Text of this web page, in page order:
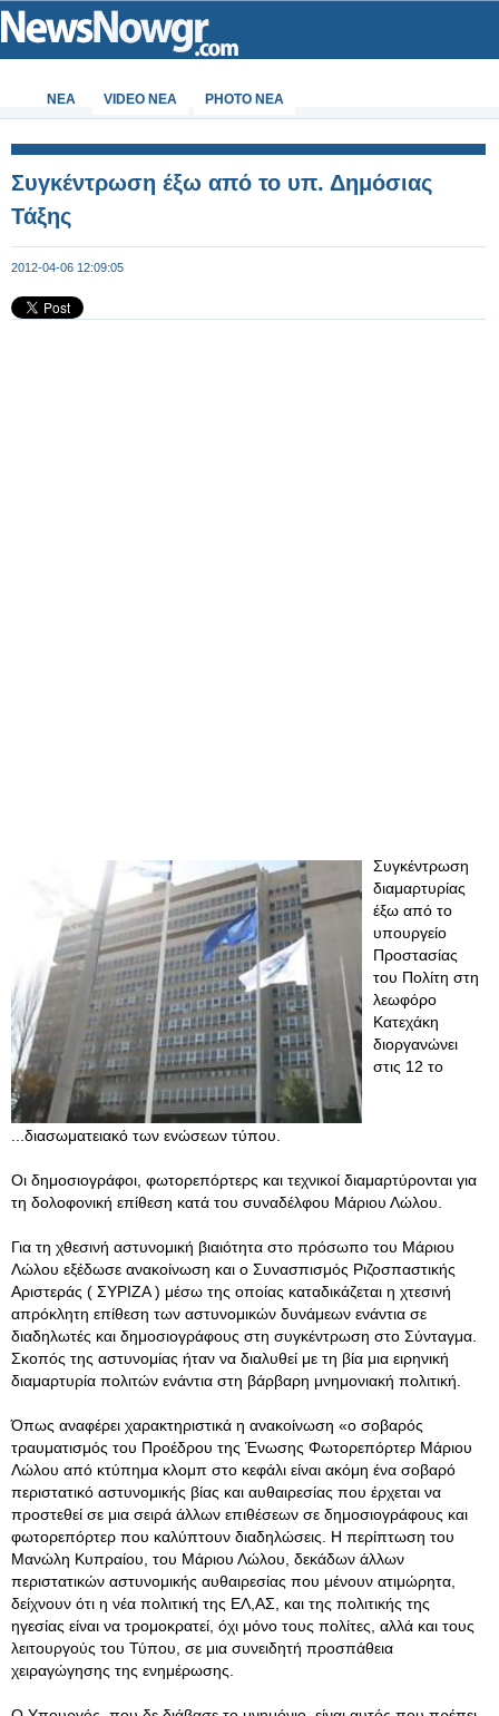
ΝΕΑ VIDEO NEA PHOTO NEA
Συγκέντρωση έξω από το υπ. Δημόσιας
Τάξης
2012-04-06 12:09:05
Συγκέντρωση
διαμαρτυρίας
έξω από το
υπουργείο
Προστασίας
του Πολίτη στη
λεωφόρο
Κατεχάκη
διοργανώνει
στις 12 το
...διασωματειακό των ενώσεων τύπου.
Οι δημοσιογράφοι, φωτορεπόρτερς και τεχνικοί διαμαρτύρονται για
τη δολοφονική επίθεση κατά του συναδέλφου Μάριου Λώλου.
Για τη χθεσινή αστυνομική βιαιότητα στο πρόσωπο του Μάριου
Λώλου εξέδωσε ανακοίνωση και ο Συνασπισμός Ριζοσπαστικής
Αριστεράς ( ΣΥΡΙΖΑ ) μέσω της οποίας καταδικάζεται η χτεσινή
απρόκλητη επίθεση των αστυνομικών δυνάμεων ενάντια σε
διαδηλωτές και δημοσιογράφους στη συγκέντρωση στο Σύνταγμα.
Σκοπός της αστυνομίας ήταν να διαλυθεί με τη βία μια ειρηνική
διαμαρτυρία πολιτών ενάντια στη βάρβαρη μνημονιακή πολιτική.
Όπως αναφέρει χαρακτηριστικά η ανακοίνωση «ο σοβαρός
τραυματισμός του Προέδρου της Ένωσης Φωτορεπόρτερ Μάριου
Λώλου από κτύπημα κλομπ στο κεφάλι είναι ακόμη ένα σοβαρό
περιστατικό αστυνομικής βίας και αυθαιρεσίας που έρχεται να
προστεθεί σε μια σειρά άλλων επιθέσεων σε δημοσιογράφους και
φωτορεπόρτερ που καλύπτουν διαδηλώσεις . Η περίπτωση του
Μανώλη Κυπραίου, του Μάριου Λώλου, δεκάδων άλλων
περιστατικών αστυνομικής αυθαιρεσίας που μένουν ατιμώρητα,
δείχνουν ότι η νέα πολιτική της ΕΛ,ΑΣ, και της πολιτικής της
ηγεσίας είναι να τρομοκρατεί, όχι μόνο τους πολίτες, αλλά και τους
λειτουργούς του Τύπου, σε μια συνειδητή προσπάθεια
χειραγώγησης της ενημέρωσης.